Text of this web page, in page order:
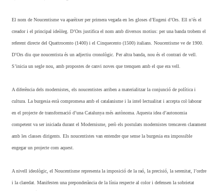
El nom de Noucentisme va aparèixer per primera vegada en les gloses d’Eugeni d’Ors. Ell n’és el
creador i el principal ideòleg. D’Ors justifica el nom amb diversos motius: per una banda trobem el
referent directe del Quattrocento (1400) i el Cinquecento (1500) italians. Noucentisme ve de 1900.
D’Ors diu que noucentista és un adjectiu cronològic. Per altra banda, nou és el contrari de vell.
S’inicia un segle nou, amb propostes de canvi noves que trenquen amb el que era vell.
A diferència dels modernistes, els noucentistes arriben a materialitzar la conjunció de política i
cultura. La burgesia està compromesa amb el catalanisme i la intel·lectualitat i accepta col·laborar
en el projecte de transformació d’una Catalunya més autònoma. Aquesta idea d’autonomia
competent va ser iniciada durant el Modernisme, però els postulats modernistes trencaven clarament
amb les classes dirigents. Els noucentistes van entendre que sense la burgesia era impossible
engegar un projecte com aquest.
A nivell ideològic, el Noucentisme representa la imposició de la raó, la precisió, la serenitat, l’ordre
i la claredat. Manifesten una preponderància de la línia respecte al color i defensen la sobrietat